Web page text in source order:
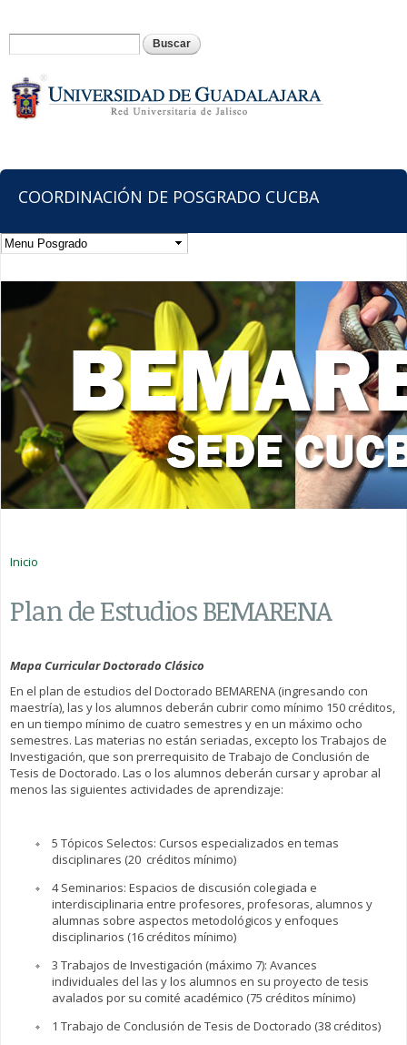
principal
Formulario de búsqueda
COORDINACIÓN DE POSGRADO CUCBA
Inicio
Plan de Estudios BEMARENA
Mapa Curricular Doctorado Clásico
En el plan de estudios del Doctorado BEMARENA (ingresando con
maestría), las y los alumnos deberán cubrir como mínimo 150 créditos,
en un tiempo mínimo de cuatro semestres y en un máximo ocho
semestres. Las materias no están seriadas, excepto los Trabajos de
Investigación, que son prerrequisito de Trabajo de Conclusión de
Tesis de Doctorado. Las o los alumnos deberán cursar y aprobar al
menos las siguientes actividades de aprendizaje:
5 Tópicos Selectos: Cursos especializados en temas
disciplinares (20 créditos mínimo)
4 Seminarios: Espacios de discusión colegiada e
interdisciplinaria entre profesores, profesoras, alumnos y
alumnas sobre aspectos metodológicos y enfoques
disciplinarios (16 créditos mínimo)
3 Trabajos de Investigación (máximo 7): Avances
individuales del las y los alumnos en su proyecto de tesis
avalados por su comité académico (75 créditos mínimo)
1 Trabajo de Conclusión de Tesis de Doctorado (38 créditos)